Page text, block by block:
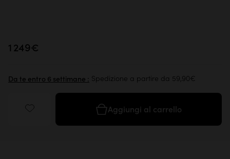
1 249€
Aggiungi al carrello
Da te entro 6 settimane : Spedizione a partire da 59,90€